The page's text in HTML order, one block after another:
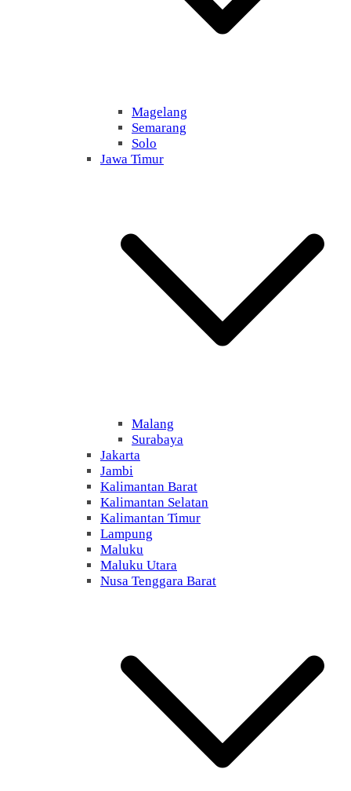
Magelang
Semarang
Solo
Jawa Timur
Malang
Surabaya
Jakarta
Jambi
Kalimantan Barat
Kalimantan Selatan
Kalimantan Timur
Lampung
Maluku
Maluku Utara
Nusa Tenggara Barat